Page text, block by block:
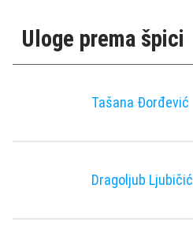
Uloge prema špici
Tašana Đorđević
Dragoljub Ljubičić